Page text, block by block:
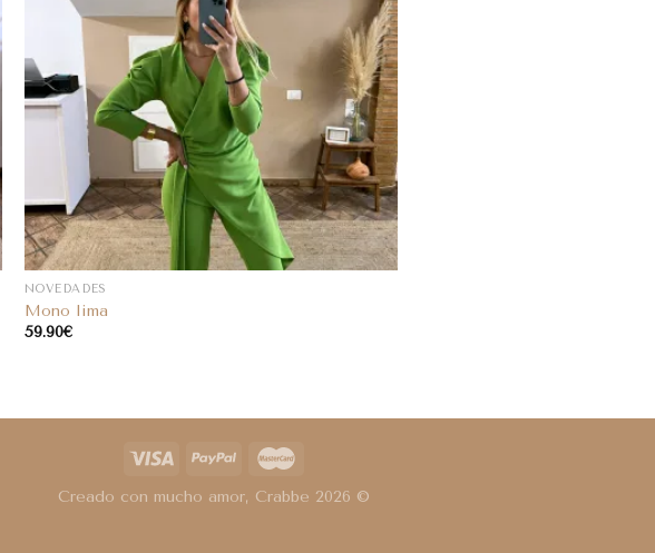
NOVEDADES
Mono lima
59.90€
Creado con mucho amor, Crabbe 2026 ©